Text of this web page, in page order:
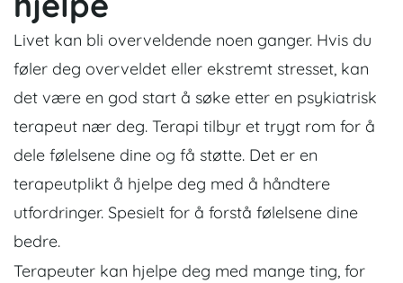
Livet kan bli overveldende noen ganger. Hvis du
føler deg overveldet eller ekstremt stresset, kan
det være en god start å søke etter en psykiatrisk
terapeut nær deg. Terapi tilbyr et trygt rom for å
dele følelsene dine og få støtte. Det er en
terapeutplikt å hjelpe deg med å håndtere
utfordringer. Spesielt for å forstå følelsene dine
bedre.
Terapeuter kan hjelpe deg med mange ting, for